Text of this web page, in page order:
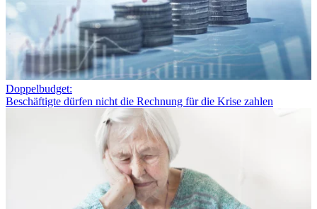
Doppelbudget:
Beschäftigte dürfen nicht die Rechnung für die Krise zahlen